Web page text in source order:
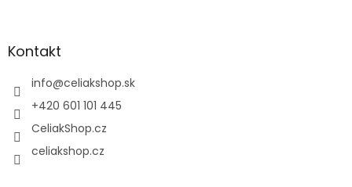
Kontakt
info@celiakshop.sk
+420 601 101 445
CeliakShop.cz
celiakshop.cz